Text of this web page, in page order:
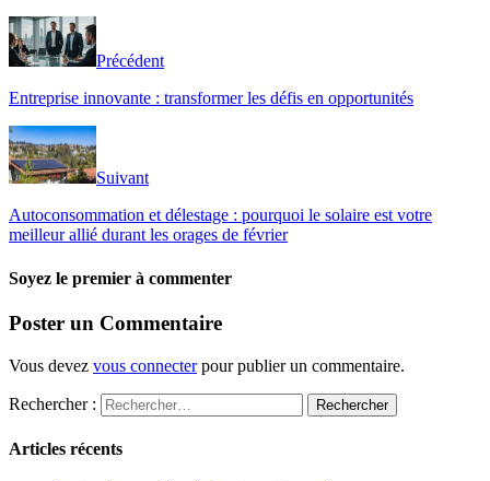
Précédent
Entreprise innovante : transformer les défis en opportunités
Suivant
Autoconsommation et délestage : pourquoi le solaire est votre
meilleur allié durant les orages de février
Soyez le premier à commenter
Poster un Commentaire
Vous devez vous connecterpour publier un commentaire.
Rechercher :
Articles récents